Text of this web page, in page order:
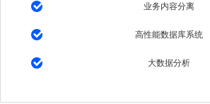
业务内容分离
高性能数据库系统
大数据分析